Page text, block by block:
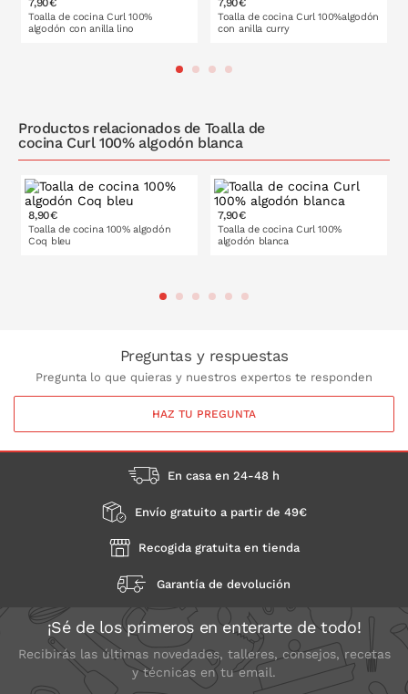
7,90€
Toalla de cocina Curl 100%
algodón con anilla lino
7,90€
Toalla de cocina Curl 100%algodón
con anilla curry
Productos relacionados de Toalla de
cocina Curl 100% algodón blanca
8,90€
Toalla de cocina 100% algodón
Coq bleu
7,90€
Toalla de cocina Curl 100%
algodón blanca
Preguntas y respuestas
Pregunta lo que quieras y nuestros expertos te responden
HAZ TU PREGUNTA
En casa en 24-48 h
Envío gratuito a partir de 49€
Recogida gratuita en tienda
Garantía de devolución
¡Sé de los primeros en enterarte de todo!
Recibirás las últimas novedades, talleres, consejos, recetas
y técnicas en tu email.